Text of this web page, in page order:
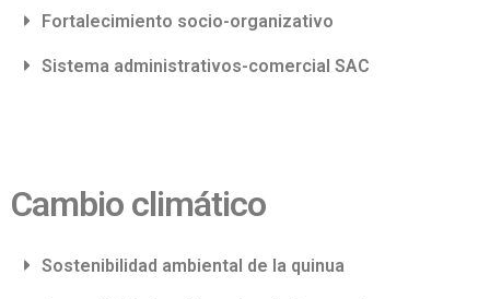
Fortalecimiento socio-organizativo
Sistema administrativos-comercial SAC
Cambio climático
Sostenibilidad ambiental de la quinua